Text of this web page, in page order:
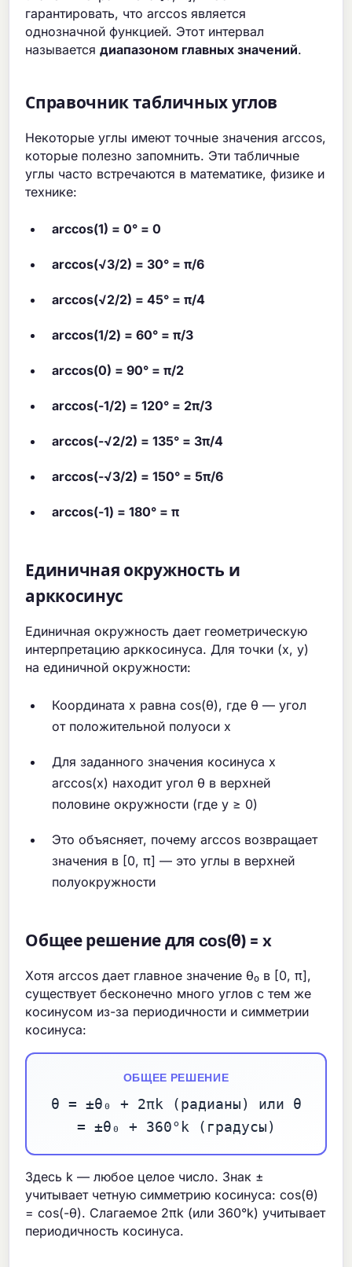
гарантировать, что arccos является
однозначной функцией. Этот интервал
называетсядиапазоном главных значений.
Справочник табличных углов
Некоторые углы имеют точные значения arccos,
которые полезно запомнить. Эти табличные
углы часто встречаются в математике, физике и
технике:
arccos(1) = 0° = 0
arccos(√3/2) = 30° = π/6
arccos(√2/2) = 45° = π/4
arccos(1/2) = 60° = π/3
arccos(0) = 90° = π/2
arccos(-1/2) = 120° = 2π/3
arccos(-√2/2) = 135° = 3π/4
arccos(-√3/2) = 150° = 5π/6
arccos(-1) = 180° = π
Единичная окружность и
арккосинус
Единичная окружность дает геометрическую
интерпретацию арккосинуса. Для точки (x, y)
на единичной окружности:
Координата x равна cos(θ), где θ — угол
от положительной полуоси x
Для заданного значения косинуса x
arccos(x) находит угол θ в верхней
половине окружности (где y ≥ 0)
Это объясняет, почему arccos возвращает
значения в [0, π] — это углы в верхней
полуокружности
Общее решение для cos(θ) = x
Хотя arccos дает главное значение θ₀ в [0, π],
существует бесконечно много углов с тем же
косинусом из-за периодичности и симметрии
косинуса:
ОБЩЕЕ РЕШЕНИЕ
θ = ±θ₀ + 2πk (радианы) или θ
= ±θ₀ + 360°k (градусы)
Здесь k — любое целое число. Знак ±
учитывает четную симметрию косинуса: cos(θ)
= cos(-θ). Слагаемое 2πk (или 360°k) учитывает
периодичность косинуса.